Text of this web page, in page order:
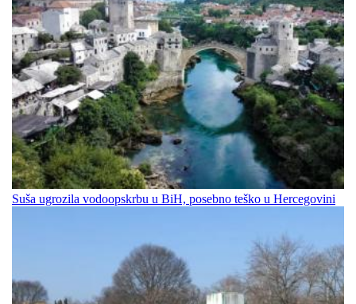
Suša ugrozila vodoopskrbu u BiH, posebno teško u Hercegovini